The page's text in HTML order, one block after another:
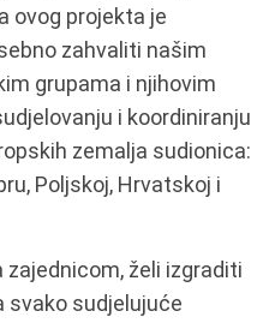
ovog projekta je
zahvaliti našim
grupama i njihovim
i koordiniranju
zemalja sudionica:
Poljskoj, Hrvatskoj i
želi izgraditi
svako sudjelujuće